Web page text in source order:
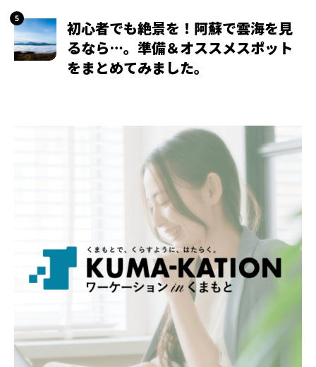
初心者でも絶景を！阿蘇で雲海を見
るなら…。準備＆オススメスポット
をまとめてみました。